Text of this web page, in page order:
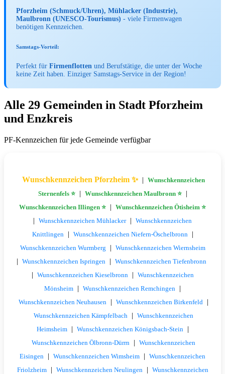
Pforzheim (Schmuck/Uhren), Mühlacker (Industrie),
Maulbronn (UNESCO-Tourismus) - viele Firmenwagen
benötigen Kennzeichen.
Samstags-Vorteil:
Perfekt für Firmenflotten und Berufstätige, die unter der Woche
keine Zeit haben. Einziger Samstags-Service in der Region!
Alle 29 Gemeinden in Stadt Pforzheim
und Enzkreis
PF-Kennzeichen für jede Gemeinde verfügbar
Wunschkennzeichen Pforzheim ✨ | Wunschkennzeichen
Sternenfels ⭐
| Wunschkennzeichen Maulbronn ⭐ |
Wunschkennzeichen Illingen ⭐ | Wunschkennzeichen Ötisheim ⭐
| Wunschkennzeichen Mühlacker | Wunschkennzeichen
Knittlingen
| Wunschkennzeichen Niefern-Öschelbronn |
Wunschkennzeichen Wurmberg | Wunschkennzeichen Wiernsheim
| Wunschkennzeichen Ispringen | Wunschkennzeichen Tiefenbronn
| Wunschkennzeichen Kieselbronn | Wunschkennzeichen
Mönsheim | Wunschkennzeichen Remchingen |
Wunschkennzeichen Neuhausen | Wunschkennzeichen Birkenfeld |
Wunschkennzeichen Kämpfelbach | Wunschkennzeichen
Heimsheim
| Wunschkennzeichen Königsbach-Stein |
Wunschkennzeichen Ölbronn-Dürrn | Wunschkennzeichen
Eisingen
| Wunschkennzeichen Wimsheim | Wunschkennzeichen
Friolzheim
| Wunschkennzeichen Neulingen | Wunschkennzeichen